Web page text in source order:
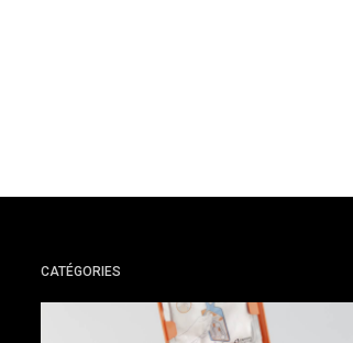
CATÉGORIES